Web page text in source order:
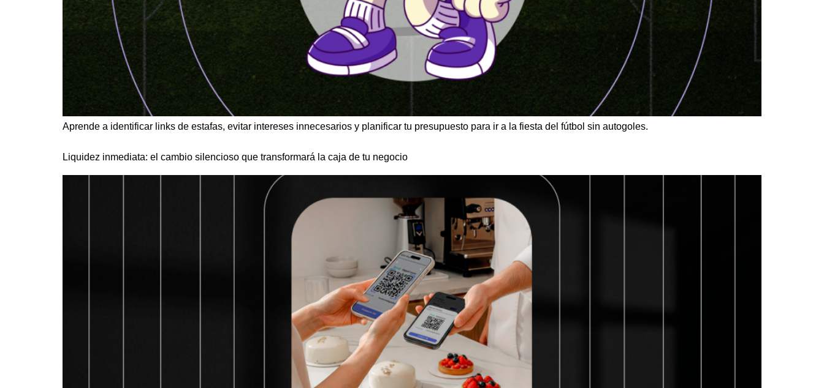
Aprende a identificar links de estafas, evitar intereses innecesarios y planificar tu presupuesto para ir a la fiesta del fútbol sin autogoles.
Liquidez inmediata: el cambio silencioso que transformará la caja de tu negocio